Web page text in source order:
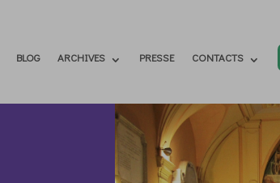
BLOG ARCHIVES PRESSE CONTACTS